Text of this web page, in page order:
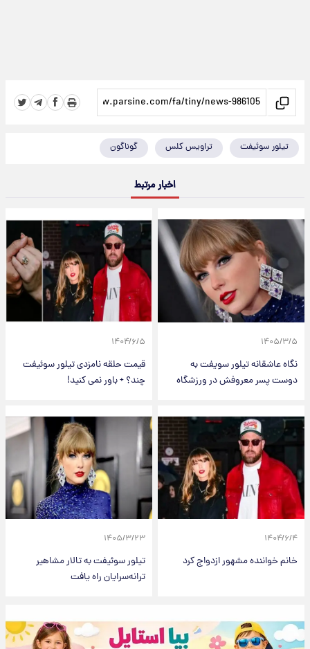
تیلور سوئیفت تراویس کلس گوناگون
اخبار مرتبط
۱۴۰۵/۳/۵
نگاه عاشقانه تیلور سویفت به
دوست پسر معروفش در ورزشگاه
۱۴۰۴/۶/۵
قیمت حلقه نامزدی تیلور سوئیفت
چند؟ + باور نمی کنید!
۱۴۰۴/۶/۴
خانم خواننده مشهور ازدواج کرد
۱۴۰۵/۳/۲۳
تیلور سوئیفت به تالار مشاهیر
ترانه‌سرایان راه یافت